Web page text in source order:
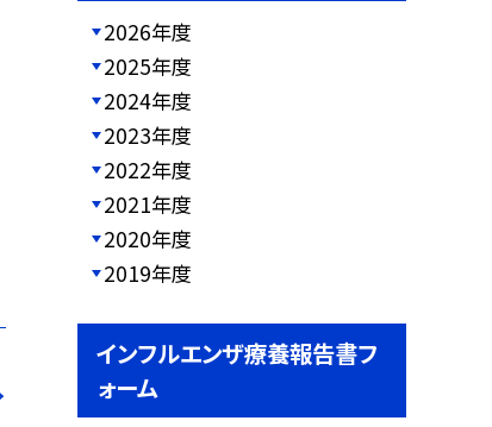
2026年度
2025年度
2024年度
2023年度
2022年度
2021年度
2020年度
2019年度
インフルエンザ療養報告書フ
ォーム